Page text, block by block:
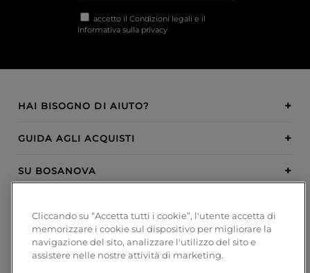
accetto il Condizioni legali e il
Informativa sulla privacy
HAI BISOGNO DI AIUTO?
GUIDA AGLI ACQUISTI
SU BOSANOVA
METODI DI PAGAMENTO
Cliccando su “Accetta tutti i cookie”, l'utente accetta di
memorizzare i cookie sul dispositivo per migliorare la
navigazione del sito, analizzare l'utilizzo del sito e
assistere nelle nostre attività di marketing.